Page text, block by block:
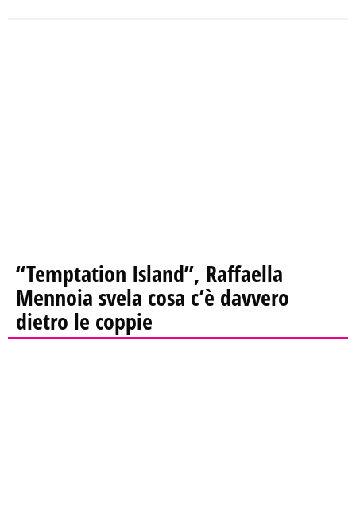
“Temptation Island”, Raffaella
Mennoia svela cosa c’è davvero
dietro le coppie